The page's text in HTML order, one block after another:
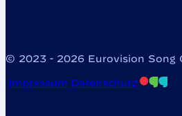
© 2023 - 2026 Eurovision Song
Impressum Datenschutz